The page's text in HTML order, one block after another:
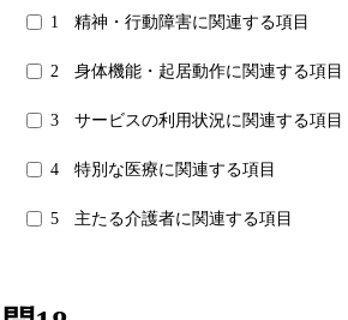
1 精神・行動障害に関連する項目
2 身体機能・起居動作に関連する項目
3 サービスの利用状況に関連する項目
4 特別な医療に関連する項目
5 主たる介護者に関連する項目